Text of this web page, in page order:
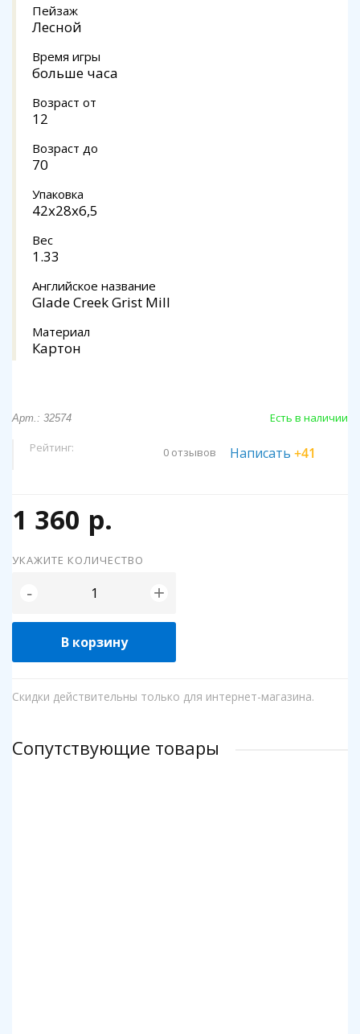
Пейзаж
Лесной
Время игры
больше часа
Возраст от
12
Возраст до
70
Упаковка
42x28x6,5
Вес
1.33
Английское название
Glade Creek Grist Mill
Материал
Картон
Арт.: 32574 Есть в наличии
Рейтинг: 0 отзывов Написать +41
1 360 р.
УКАЖИТЕ КОЛИЧЕСТВО
- +
В корзину
Скидки действительны только для интернет-магазина.
Сопутствующие товары